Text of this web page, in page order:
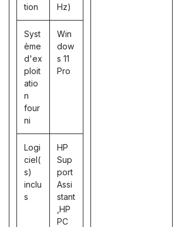
tion
Hz)
Syst
ème
d'ex
ploit
atio
n
four
ni
Win
dow
s 11
Pro
Logi
ciel(
s)
inclu
s
HP
Sup
port
Assi
stant
,HP
PC